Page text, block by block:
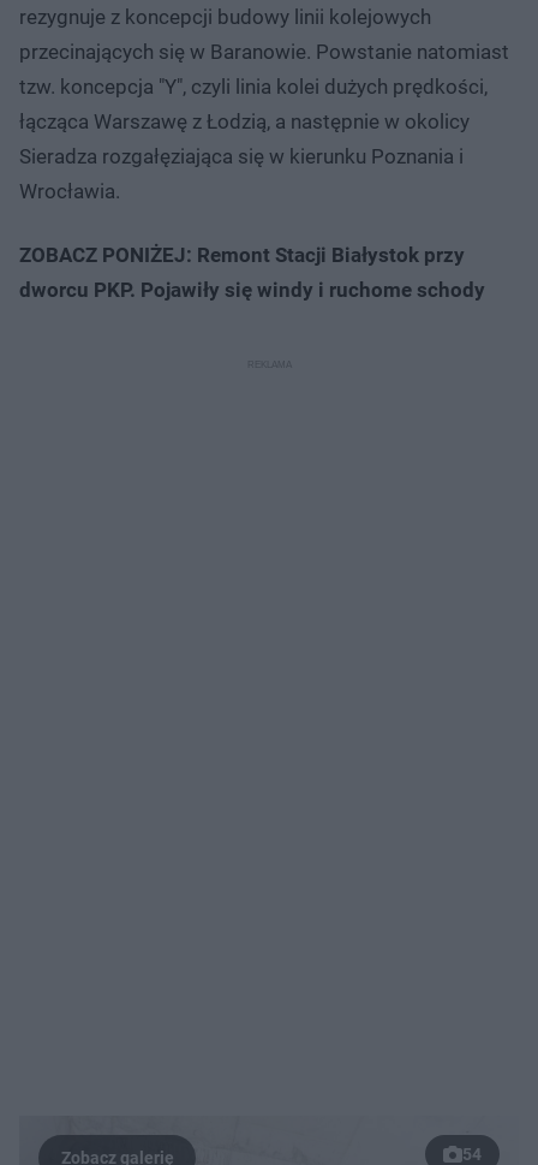
rezygnuje z koncepcji budowy linii kolejowych
przecinających się w Baranowie. Powstanie natomiast
tzw. koncepcja "Y", czyli linia kolei dużych prędkości,
łącząca Warszawę z Łodzią, a następnie w okolicy
Sieradza rozgałęziająca się w kierunku Poznania i
Wrocławia.
ZOBACZ PONIŻEJ: Remont Stacji Białystok przy
dworcu PKP. Pojawiły się windy i ruchome schody
54